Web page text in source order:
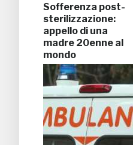
Sofferenza post-
sterilizzazione:
appello di una
madre 20enne al
mondo